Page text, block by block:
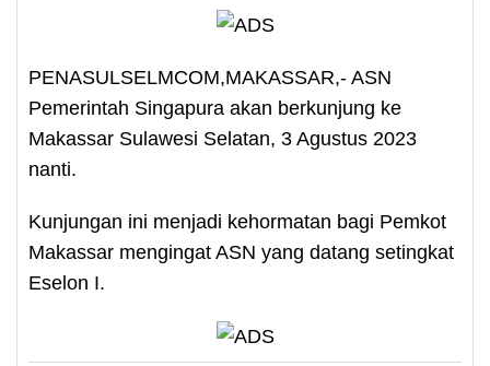
PENASULSELMCOM,MAKASSAR,- ASN
Pemerintah Singapura akan berkunjung ke
Makassar Sulawesi Selatan, 3 Agustus 2023
nanti.
Kunjungan ini menjadi kehormatan bagi Pemkot
Makassar mengingat ASN yang datang setingkat
Eselon I.